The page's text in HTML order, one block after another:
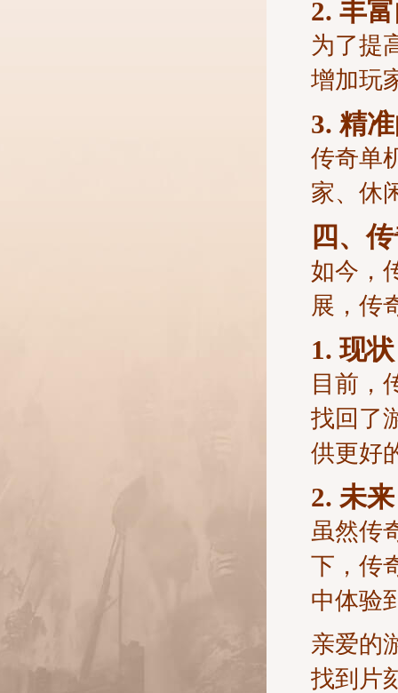
2. 丰
为了提
增加玩
3. 精
传奇单
家、休
四、
如今，
展，传
1. 现状
目前，
找回了
供更好
2. 未来
虽然传
下，传
中体验
亲爱的
找到片